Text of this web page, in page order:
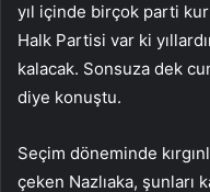
yıl içinde birçok parti
Halk Partisi var ki
kalacak. Sonsuza dek
diye konuştu.
Seçim döneminde
çeken Nazlıaka, şunları